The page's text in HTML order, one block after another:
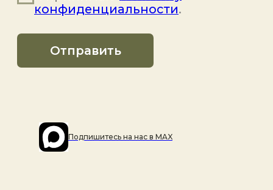
Подпишитесь на наc в MAX